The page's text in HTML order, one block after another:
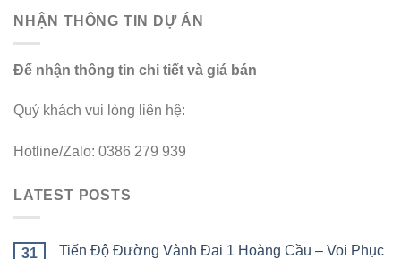
NHẬN THÔNG TIN DỰ ÁN
Để nhận thông tin chi tiết và giá bán
Quý khách vui lòng liên hệ:
Hotline/Zalo: 0386 279 939
LATEST POSTS
31
Tiến Độ Đường Vành Đai 1 Hoàng Cầu – Voi Phục